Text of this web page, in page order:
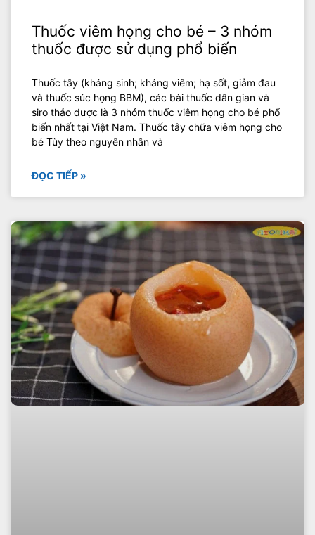
Thuốc viêm họng cho bé – 3 nhóm
thuốc được sử dụng phổ biến
Thuốc tây (kháng sinh; kháng viêm; hạ sốt, giảm đau
và thuốc súc họng BBM), các bài thuốc dân gian và
siro thảo dược là 3 nhóm thuốc viêm họng cho bé phổ
biến nhất tại Việt Nam. Thuốc tây chữa viêm họng cho
bé Tùy theo nguyên nhân và
ĐỌC TIẾP »